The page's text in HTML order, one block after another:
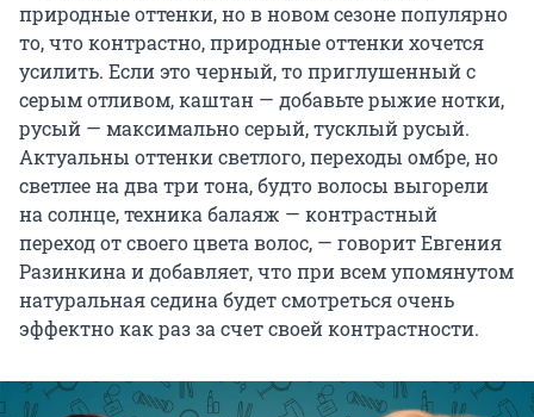
природные оттенки, но в новом сезоне популярно
то, что контрастно, природные оттенки хочется
усилить. Если это черный, то приглушенный с
серым отливом, каштан — добавьте рыжие нотки,
русый — максимально серый, тусклый русый.
Актуальны оттенки светлого, переходы омбре, но
светлее на два три тона, будто волосы выгорели
на солнце, техника балаяж — контрастный
переход от своего цвета волос, — говорит Евгения
Разинкина и добавляет, что при всем упомянутом
натуральная седина будет смотреться очень
эффектно как раз за счет своей контрастности.